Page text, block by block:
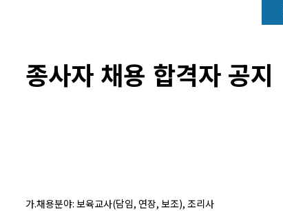
종사자 채용 합격자 공지
가.채용분야: 보육교사(담임, 연장, 보조), 조리사